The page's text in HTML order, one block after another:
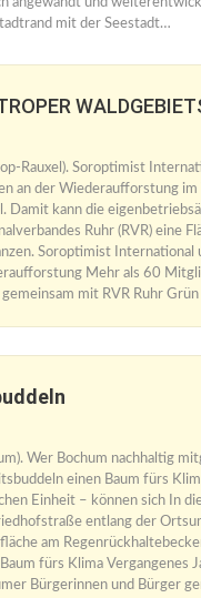
angewandt und
mit der Seestadt…
Rauxel). Soroptimist
an der Wiederaufforstung
Damit kann die
Ruhr (RVR) eine
Soroptimist International
Mehr als 60
gemeinsam mit RVR Ruhr
Wer Bochum nachhaltig
einen Baum fürs
Einheit – können sich In
entlang der
am
fürs Klima Vergangenes
Bürgerinnen und Bürger